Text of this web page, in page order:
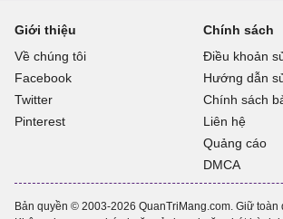
Giới thiệu
Về chúng tôi
Facebook
Twitter
Pinterest
Chính sách
Điều khoản
Hướng dẫn
Chính sách
Liên hệ
Quảng cáo
DMCA
Bản quyền © 2003-2026 QuanTriMang.com. Giữ toàn